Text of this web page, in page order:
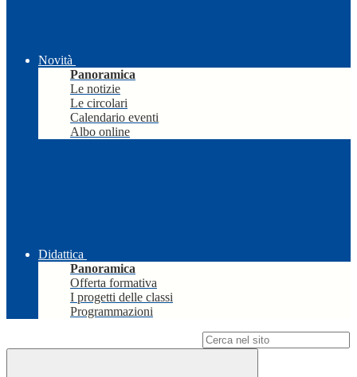
Novità
Panoramica
Le notizie
Le circolari
Calendario eventi
Albo online
Didattica
Panoramica
Offerta formativa
I progetti delle classi
Programmazioni